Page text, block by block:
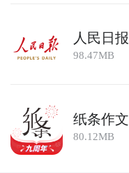
人民日报
98.47MB
纸条作文
80.12MB